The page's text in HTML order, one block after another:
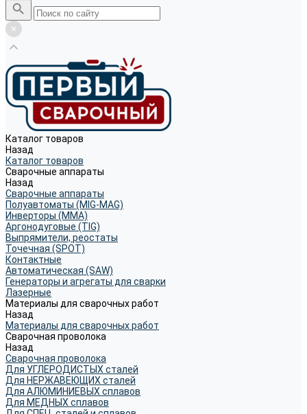
Каталог товаров
Назад
Каталог товаров
Сварочные аппараты
Назад
Сварочные аппараты
Полуавтоматы (MIG-MAG)
Инверторы (MMA)
Аргонодуговые (TIG)
Выпрямители, реостаты
Точечная (SPOT)
Контактные
Автоматическая (SAW)
Генераторы и агрегаты для сварки
Лазерные
Материалы для сварочных работ
Назад
Материалы для сварочных работ
Сварочная проволока
Назад
Сварочная проволока
Для УГЛЕРОДИСТЫХ сталей
Для НЕРЖАВЕЮЩИХ сталей
Для АЛЮМИНИЕВЫХ сплавов
Для МЕДНЫХ сплавов